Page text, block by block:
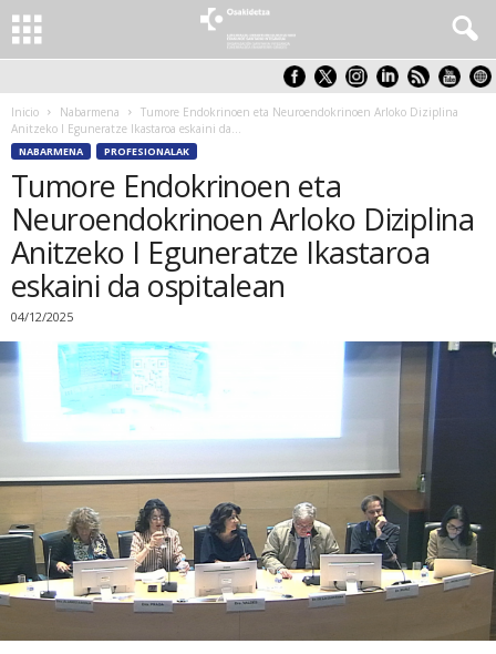
Inicio Nabarmena
Tumore Endokrinoen eta Neuroendokrinoen Arloko Diziplina
Anitzeko I Eguneratze Ikastaroa eskaini da...
NABARMENA PROFESIONALAK
Tumore Endokrinoen eta
Neuroendokrinoen Arloko Diziplina
Anitzeko I Eguneratze Ikastaroa
eskaini da ospitalean
04/12/2025